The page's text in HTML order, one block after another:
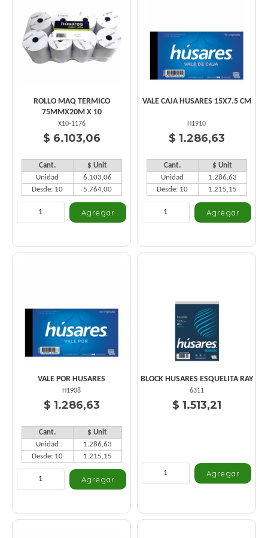
ROLLO MAQ TERMICO
75MMX20M X 10
X10-1176
$ 6.103,06
Cant.
$ Unit
Unidad
6.103,06
Desde: 10
5.764,00
VALE CAJA HUSARES 15X7.5 CM
H1910
$ 1.286,63
Cant.
$ Unit
Unidad
1.286,63
Desde: 10
1.215,15
VALE POR HUSARES
H1908
$ 1.286,63
Cant.
$ Unit
Unidad
1.286,63
Desde: 10
1.215,15
BLOCK HUSARES ESQUELITA RAY
6311
$ 1.513,21